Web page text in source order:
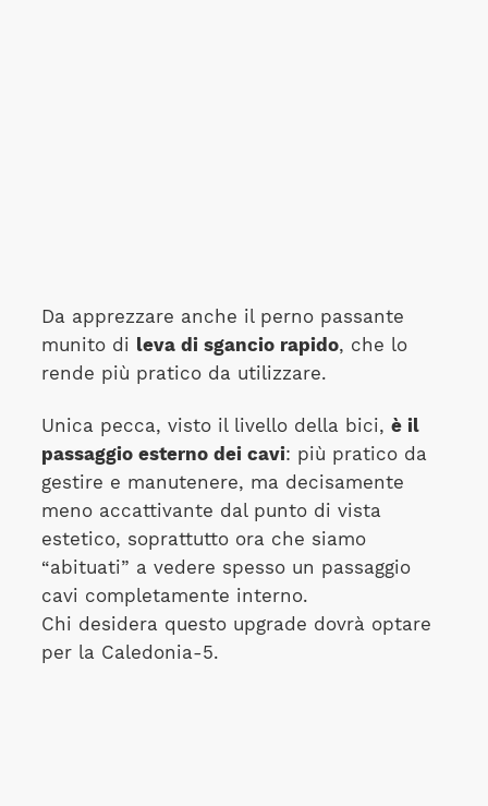
Da apprezzare anche il perno passante
munito di leva di sgancio rapido, che lo
rende più pratico da utilizzare.
Unica pecca, visto il livello della bici, è il
passaggio esterno dei cavi: più pratico da
gestire e manutenere, ma decisamente
meno accattivante dal punto di vista
estetico, soprattutto ora che siamo
“abituati” a vedere spesso un passaggio
cavi completamente interno.
Chi desidera questo upgrade dovrà optare
per la Caledonia-5.